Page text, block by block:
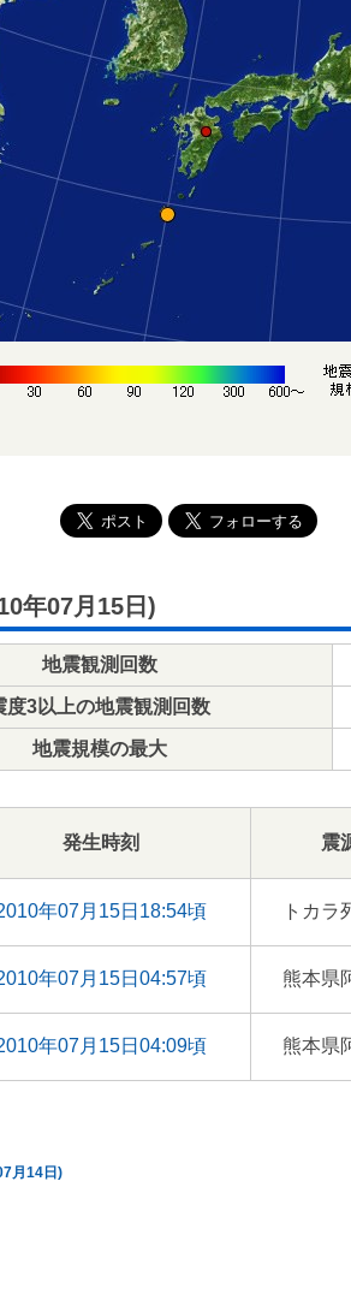
年07月15日)
地震観測回数
度3以上の地震観測回数
地震規模の最大
発生時刻 震
年07月15日18:54頃 トカラ
年07月15日04:57頃 熊本県
年07月15日04:09頃 熊本県
月14日)